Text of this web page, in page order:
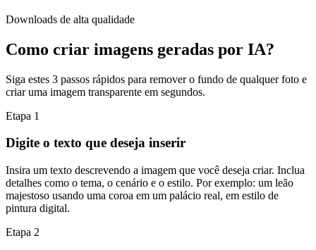
Downloads de alta qualidade
Como criar imagens geradas por IA?
Siga estes 3 passos rápidos para remover o fundo de qualquer foto e
criar uma imagem transparente em segundos.
Etapa 1
Digite o texto que deseja inserir
Insira um texto descrevendo a imagem que você deseja criar. Inclua
detalhes como o tema, o cenário e o estilo. Por exemplo: um leão
majestoso usando uma coroa em um palácio real, em estilo de
pintura digital.
Etapa 2